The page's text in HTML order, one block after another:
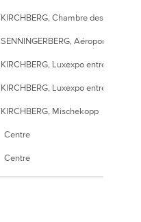
KIRCHBERG, Chambre des Métiers
SENNINGERBERG, Aéroport
KIRCHBERG, Luxexpo entrée Sud
KIRCHBERG, Luxexpo entrée Sud
KIRCHBERG, Mischekopp
Centre
Centre